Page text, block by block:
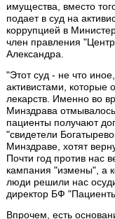
имущества, вместо
подает в суд на
коррупцией в
член правления
Александра.
"Этот суд - не что
активистами, которые
лекарств. Именно во
Минздрава
пациенты получают
"свидетели
Минздраве, хотят
Почти год против нас
кампания "измены", а
люди решили нас
директор БФ
Впрочем, есть